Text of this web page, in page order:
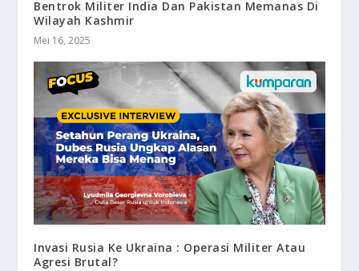
Bentrok Militer India Dan Pakistan Memanas Di
Wilayah Kashmir
Mei 16, 2025
Invasi Rusia Ke Ukraina : Operasi Militer Atau
Agresi Brutal?